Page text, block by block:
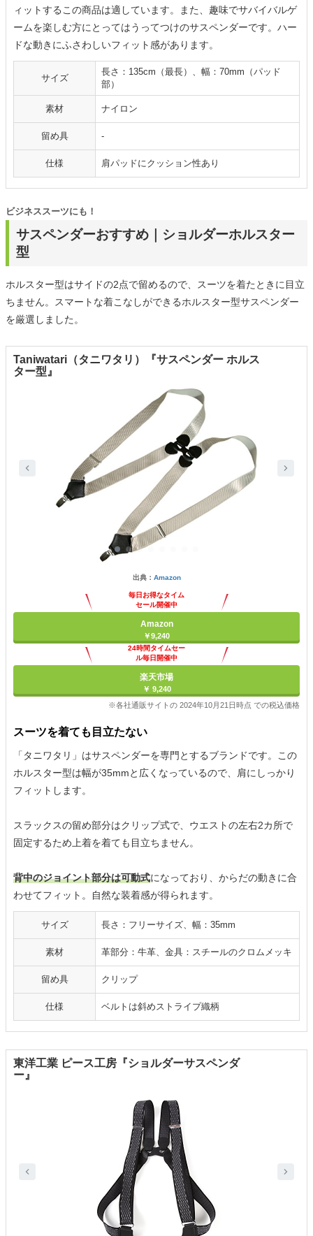
ィットするこの商品は適しています。また、趣味でサバイバルゲ
ームを楽しむ方にとってはうってつけのサスペンダーです。ハー
ドな動きにふさわしいフィット感があります。
サイズ
長さ：135cm（最長）、幅：70mm（パッド
部）
素材 ナイロン
留め具 -
仕様 肩パッドにクッション性あり
サスペンダーおすすめ｜ショルダーホルスター
型
ビジネススーツにも！
ホルスター型はサイドの2点で留めるので、スーツを着たときに目立
ちません。スマートな着こなしができるホルスター型サスペンダー
を厳選しました。
Taniwatari（タニワタリ）『サスペンダー ホルス
ター型』
出典： Amazon
毎日お得なタイム
セール開催中
Amazon
￥9,240
24時間タイムセー
ル毎日開催中
楽天市場
￥ 9,240
※各社通販サイトの 2024年10月21日時点 での税込価格
スーツを着ても目立たない
「タニワタリ」はサスペンダーを専門とするブランドです。この
ホルスター型は幅が35mmと広くなっているので、肩にしっかり
フィットします。
スラックスの留め部分はクリップ式で、ウエストの左右2カ所で
固定するため上着を着ても目立ちません。
背中のジョイント部分は可動式になっており、からだの動きに合
わせてフィット。自然な装着感が得られます。
サイズ 長さ：フリーサイズ、幅：35mm
素材 革部分：牛革、金具：スチールのクロムメッキ
留め具 クリップ
仕様 ベルトは斜めストライプ織柄
東洋工業 ピース工房『ショルダーサスペンダ
ー』